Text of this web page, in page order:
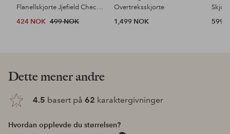
Flanellskjorte Jjefield Check Shirt Ls Sn
424 NOK 499 NOK
Overtreksskjorte
1,499 NOK
599
Dette mener andre
4.5 basert på 62 karaktergivninger
Hvordan opplevde du størrelsen?